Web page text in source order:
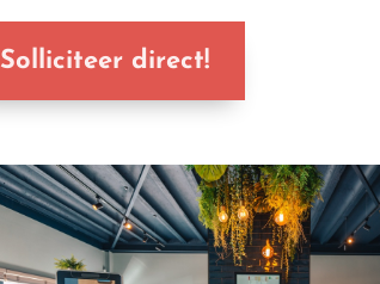
Solliciteer direct!